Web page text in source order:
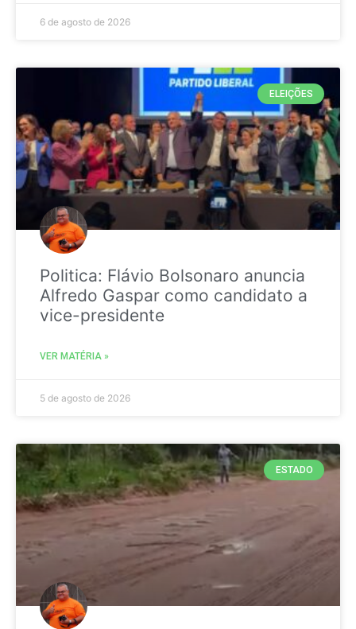
6 de agosto de 2026
ELEIÇÕES
Politica: Flávio Bolsonaro anuncia
Alfredo Gaspar como candidato a
vice-presidente
VER MATÉRIA »
5 de agosto de 2026
ESTADO